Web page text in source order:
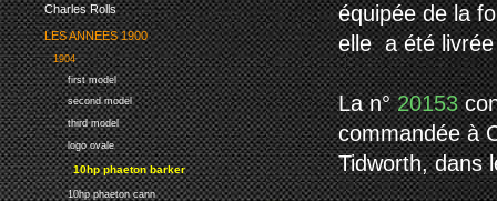
Charles Rolls
LES ANNEES 1900
1904
first model
second model
third model
logo ovale
10hp phaeton barker
10hp phaeton cann
équipée de la
elle a été livrée
La n°20153
commandée à
Tidworth, dans